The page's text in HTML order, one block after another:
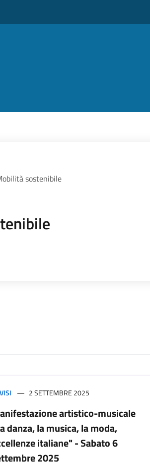
sostenibile
2 SETTEMBRE 2025
artistico-musicale
danza, la musica, la moda,
italiane" - Sabato 6
2025